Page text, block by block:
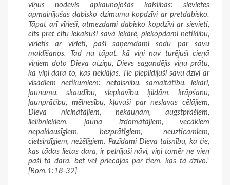
viņus nodevis apkaunojošās kaislībās: sievietes
apmainījušas dabisko dzimumu kopdzīvi ar pretdabisko.
Tāpat arī vīrieši, atmezdami dabisko kopdzīvi ar sievieti,
cits pret citu iekaisuši savā iekārē, piekopdami netiklību,
vīrietis ar vīrieti, paši saņemdami sodu par savu
maldīšanos. Tad nu tāpat, kā viņi nav turējuši cieņā
viņiem doto Dieva atziņu, Dievs sagandējis viņu prātu,
ka viņi dara to, kas neklājas. Tie piepildījuši savu dzīvi ar
visādiem netikumiem: netaisnību, samaitātību, iekāri,
ļaunumu, skaudību, slepkavību, ķildām, krāpšanu,
ļaunprātību, mēlnesību, kļuvuši par neslavas cēlājiem,
Dieva nicinātājiem, nekauņām, augstprāšiem,
lielībniekiem, ļauna izdomātājiem, vecākiem
nepaklausīgiem, bezprātīgiem, neuzticamiem,
cietsirdīgiem, nežēlīgiem. Pazīdami Dieva taisnību, ka tie,
kas tādas lietas dara, ir pelnījuši nāvi, viņi tomēr ne vien
paši tā dara, bet vēl priecājas par tiem, kas tā dzīvo.”
[Rom.1:18-32]